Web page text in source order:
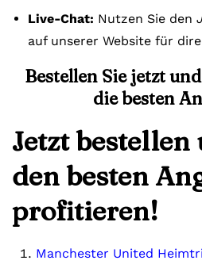
Live-Chat: Nutzen Sie den
auf unserer Website für
Bestellen Sie jetzt
die besten
Jetzt bestellen
den besten
profitieren!
Manchester United